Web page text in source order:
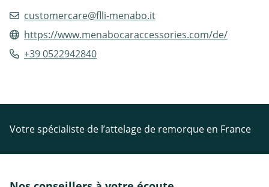
customercare@flli-menabo.it
https://www.menabocaraccessories.com/de/
+39 0522942840
Votre spécialiste de l’attelage de remorque en France